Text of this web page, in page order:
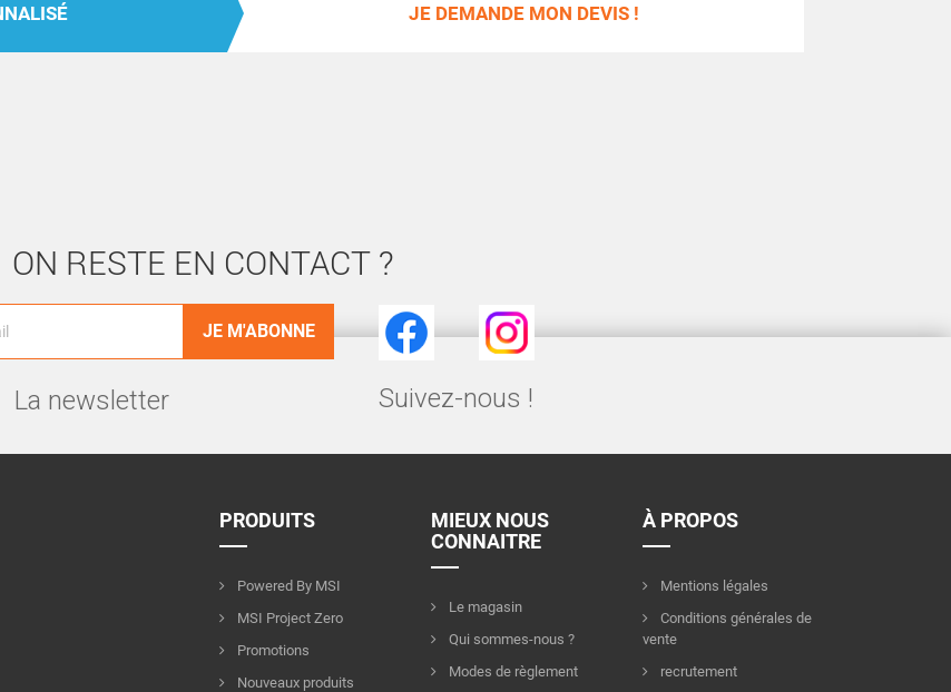
JE DEMANDE MON DEVIS !
ON RESTE EN CONTACT ?
La newsletter
Facebook Instagram
Suivez-nous !
PRODUITS
Powered By MSI
MSI Project Zero
Promotions
Nouveaux produits
MIEUX NOUS
CONNAITRE
Le magasin
Qui sommes-nous ?
Modes de règlement
À PROPOS
Mentions légales
Conditions générales de
vente
recrutement